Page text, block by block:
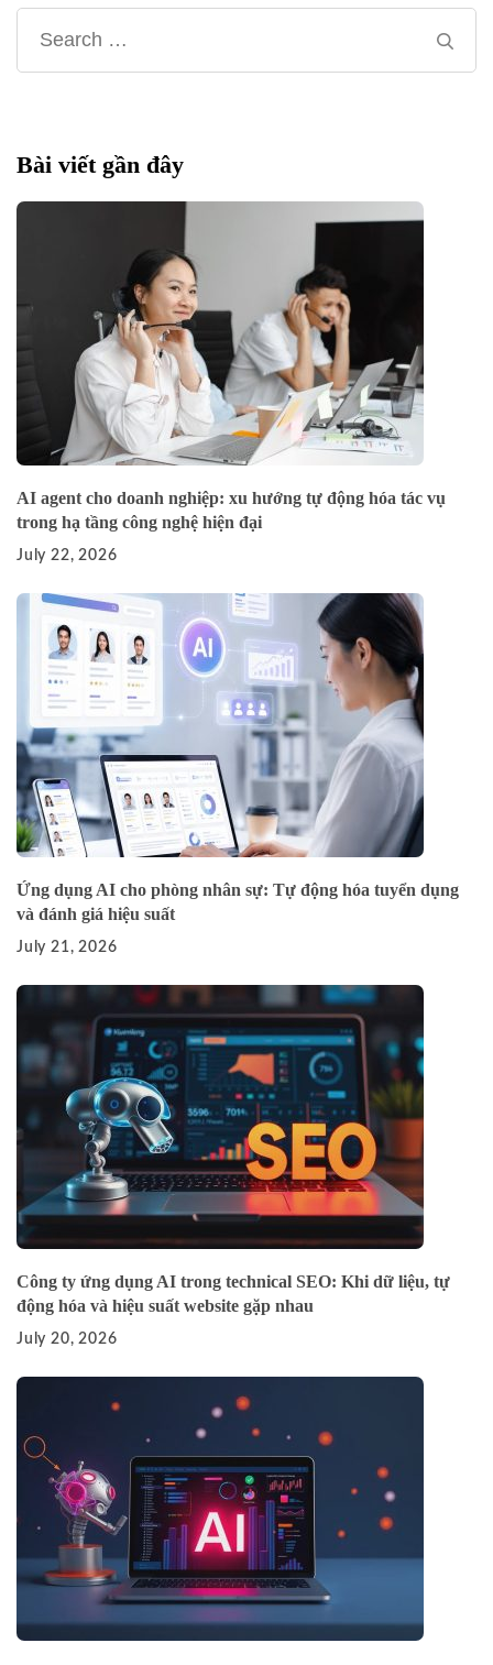
Search
for:
Bài viết gần đây
AI agent cho doanh nghiệp: xu hướng tự động hóa tác vụ
trong hạ tầng công nghệ hiện đại
July 22, 2026
Ứng dụng AI cho phòng nhân sự: Tự động hóa tuyển dụng
và đánh giá hiệu suất
July 21, 2026
Công ty ứng dụng AI trong technical SEO: Khi dữ liệu, tự
động hóa và hiệu suất website gặp nhau
July 20, 2026